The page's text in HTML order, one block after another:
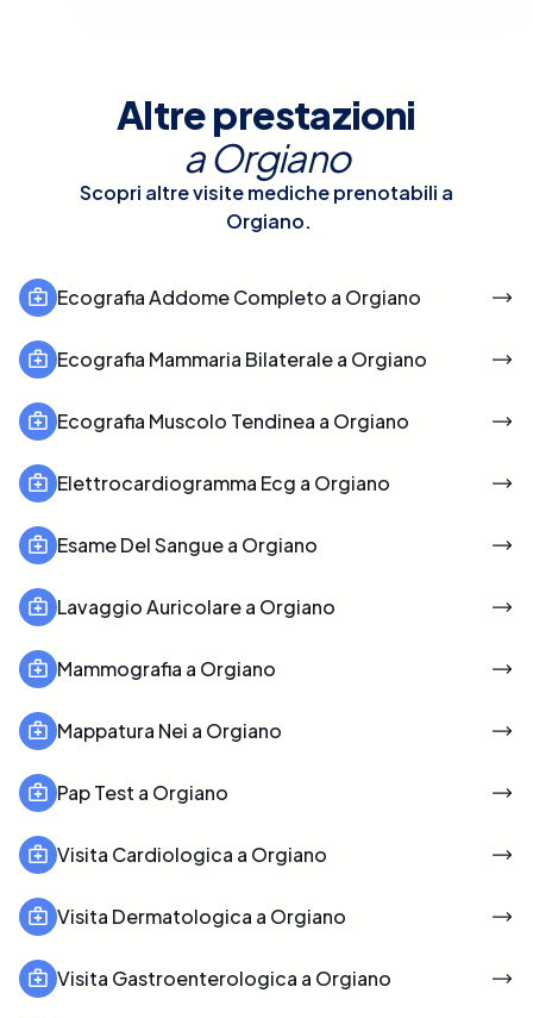
Altre prestazioni
aOrgiano
Scopri altre visite mediche prenotabili a
Orgiano.
Ecografia Addome Completo a Orgiano
Ecografia Mammaria Bilaterale a Orgiano
Ecografia Muscolo Tendinea a Orgiano
Elettrocardiogramma Ecg a Orgiano
Esame Del Sangue a Orgiano
Lavaggio Auricolare a Orgiano
Mammografia a Orgiano
Mappatura Nei a Orgiano
Pap Test a Orgiano
Visita Cardiologica a Orgiano
Visita Dermatologica a Orgiano
Visita Gastroenterologica a Orgiano